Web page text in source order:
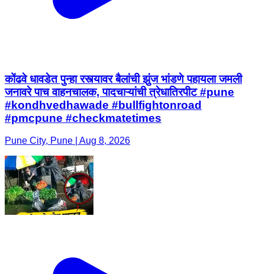
कोंढवे धावडेत पुन्हा रस्त्यावर बैलांची झुंज भांडणे पहायला जमली
जनावरे पाच वाहनचालक, पादचाऱ्यांची त्रेधातिरपीट #pune
#kondhvedhawade #bullfightonroad
#pmcpune #checkmatetimes
Pune City, Pune | Aug 8, 2026